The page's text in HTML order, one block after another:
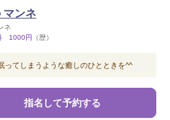
マンネ
ネ
1000円 （歴）
ってしまうような癒しのひとときを^^
指名して予約する